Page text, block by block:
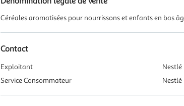
Céréales aromatisées pour nourrissons et enfants en bas
Contact
Exploitant
Nestlé
Service Consommateur
Nestlé